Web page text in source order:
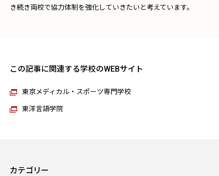
き続き両校で協力体制を強化していきたいと考えています。
この記事に関連する学校のWEBサイト
東京メディカル・スポーツ専門学校
東洋言語学院
カテゴリー